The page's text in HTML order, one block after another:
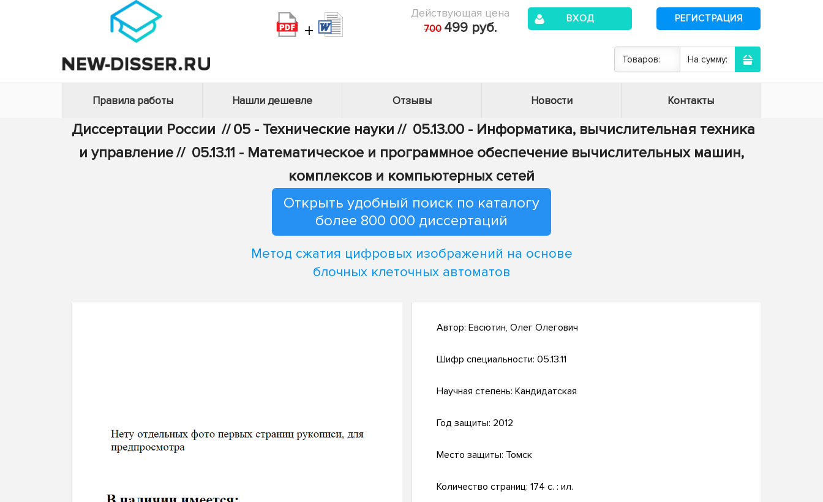
+
Действующая цена
700 499 руб.
ВХОД РЕГИСТРАЦИЯ
Товаров: На сумму:
Правила работы Нашли дешевле Отзывы Новости Контакты
Диссертации России // 05 - Технические науки // 05.13.00 - Информатика, вычислительная техника
и управление// 05.13.11 - Математическое и программное обеспечение вычислительных машин,
комплексов и компьютерных сетей
Открыть удобный поиск по каталогу
более 800 000 диссертаций
Метод сжатия цифровых изображений на основе
блочных клеточных автоматов
Автор: Евсютин, Олег Олегович
Шифр специальности: 05.13.11
Научная степень: Кандидатская
Год защиты: 2012
Место защиты: Томск
Количество страниц: 174 с. : ил.